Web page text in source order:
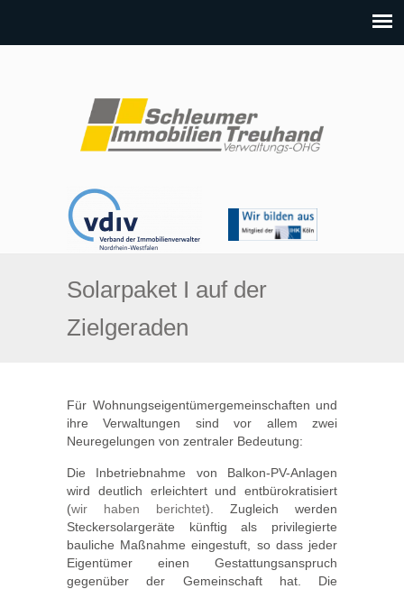
Solarpaket I auf der
Zielgeraden
Für Wohnungseigentümergemeinschaften und
ihre Verwaltungen sind vor allem zwei
Neuregelungen von zentraler Bedeutung:
Die Inbetriebnahme von Balkon-PV-Anlagen
wird deutlich erleichtert und entbürokratisiert
(wir haben berichtet). Zugleich werden
Steckersolargeräte künftig als privilegierte
bauliche Maßnahme eingestuft, so dass jeder
Eigentümer einen Gestattungsanspruch
gegenüber der Gemeinschaft hat. Die